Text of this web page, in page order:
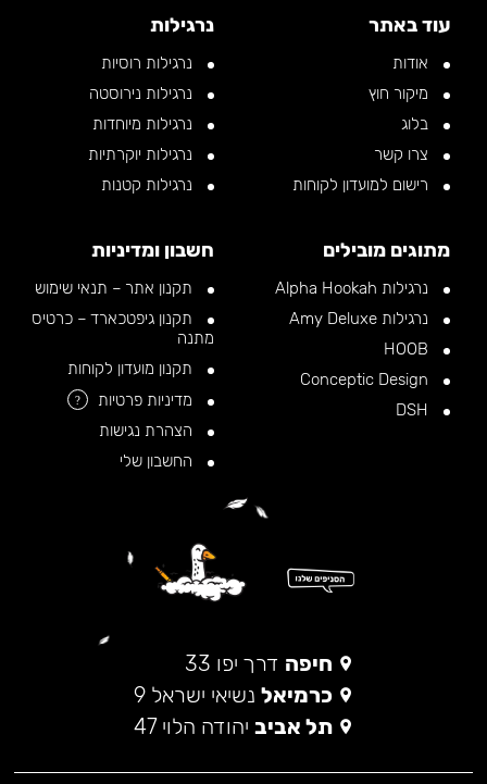
עוד באתר
אודות
מיקור חוץ
בלוג
צרו קשר
רישום למועדון לקוחות
נרגילות
נרגילות רוסיות
נרגילות נירוסטה
נרגילות מיוחדות
נרגילות יוקרתיות
נרגילות קטנות
מתוגים מובילים
נרגילות Alpha Hookah
נרגילות Amy Deluxe
חשבון ומדיניות
תקנון אתר – תנאי שימוש
תקנון גיפטכארד – כרטיס
מתנה
תקנון מועדון לקוחות
מדיניות פרטיות
?
הצהרת נגישות
החשבון שלי
חיפה דרך יפו 33
כרמיאל נשיאי ישראל 9
תל אביב יהודה הלוי 47